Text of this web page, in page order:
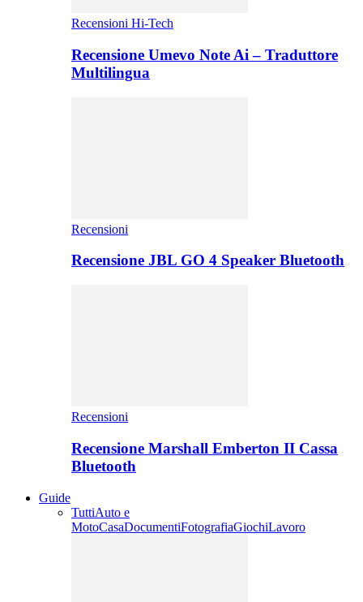
Recensioni Hi-Tech
Recensione Umevo Note Ai – Traduttore
Multilingua
Recensioni
Recensione JBL GO 4 Speaker Bluetooth
Recensioni
Recensione Marshall Emberton II Cassa
Bluetooth
Guide
TuttiAuto e
MotoCasaDocumentiFotografiaGiochiLavoro